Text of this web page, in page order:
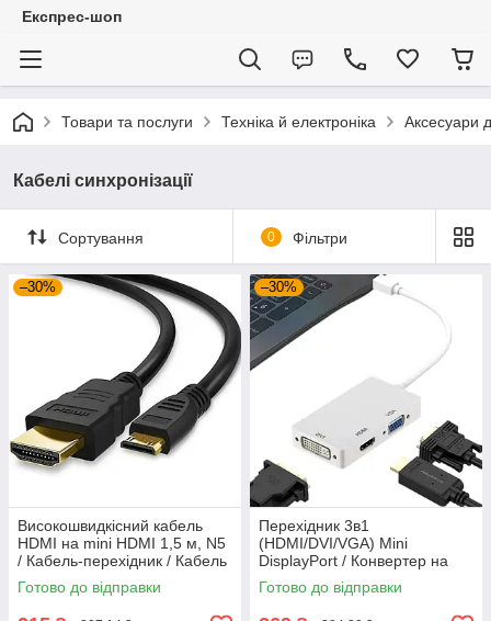
Експрес-шоп
Товари та послуги Техніка й електроніка Аксесуари
Кабелі синхронізації
Сортування 0 Фільтри
–30%
Високошвидкісний кабель
HDMI на mini HDMI 1,5 м, N5
/ Кабель-перехідник / Кабель
для передачі даних /
Відеокабель
Готово до відправки
–30%
Перехідник 3в1
(HDMI/DVI/VGA) Mini
DisplayPort / Конвертер на
HDMI 4K/2K / Адаптер
Готово до відправки